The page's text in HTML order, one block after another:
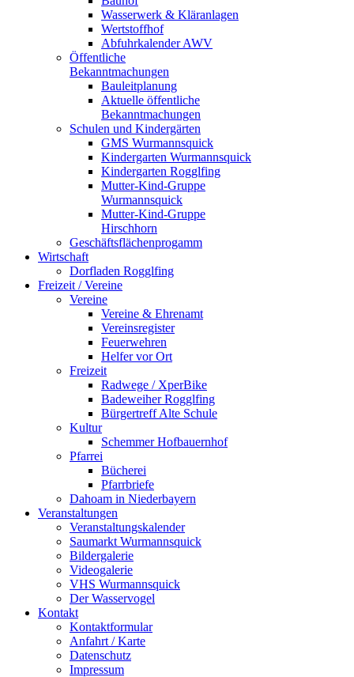
Wasserwerk & Kläranlagen
Wertstoffhof
Abfuhrkalender AWV
Öffentliche
Bekanntmachungen
Bauleitplanung
Aktuelle öffentliche
Bekanntmachungen
Schulen und Kindergärten
GMS Wurmannsquick
Kindergarten Wurmannsquick
Kindergarten Rogglfing
Mutter-Kind-Gruppe
Wurmannsquick
Mutter-Kind-Gruppe
Hirschhorn
Geschäftsflächenprogamm
Wirtschaft
Dorfladen Rogglfing
Freizeit / Vereine
Vereine
Vereine & Ehrenamt
Vereinsregister
Feuerwehren
Helfer vor Ort
Freizeit
Radwege / XperBike
Badeweiher Rogglfing
Bürgertreff Alte Schule
Kultur
Schemmer Hofbauernhof
Pfarrei
Bücherei
Pfarrbriefe
Dahoam in Niederbayern
Veranstaltungen
Veranstaltungskalender
Saumarkt Wurmannsquick
Bildergalerie
Videogalerie
VHS Wurmannsquick
Der Wasservogel
Kontakt
Kontaktformular
Anfahrt / Karte
Datenschutz
Impressum